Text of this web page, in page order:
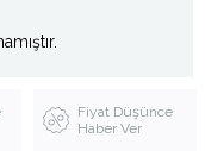
Fiyat Düşünce
Haber Ver